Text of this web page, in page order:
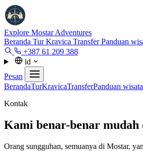
Explore MostarAdventures
Beranda TurKravica TransferPanduan
+387 61 209 388
id
Pesan
BerandaTurKravicaTransferPanduan wisata
Kontak
Kami benar-benar mudah
Orang sungguhan, semuanya di Mostar,